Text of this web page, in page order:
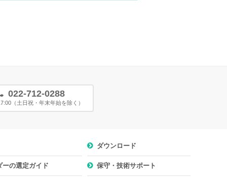
022-712-0288
（土日祝・年末年始を除く）
ーの選定ガイド
ダウンロード
保守・技術サポート